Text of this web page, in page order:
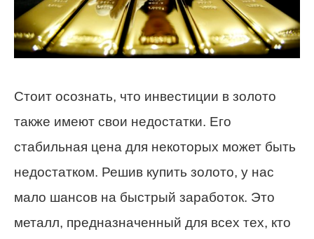
Стоит осознать, что инвестиции в золото
также имеют свои недостатки. Его
стабильная цена для некоторых может быть
недостатком. Решив купить золото, у нас
мало шансов на быстрый заработок. Это
металл, предназначенный для всех тех, кто